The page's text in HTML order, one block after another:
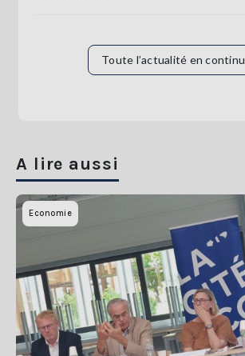
Toute l’actualité en continu
A lire aussi
Economie